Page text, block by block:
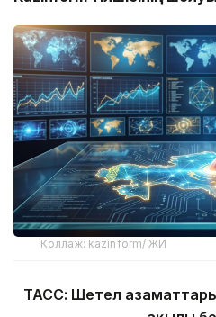
Коллаж: kazinform/ ЖИ
ТАСС: Шетел азаматтары